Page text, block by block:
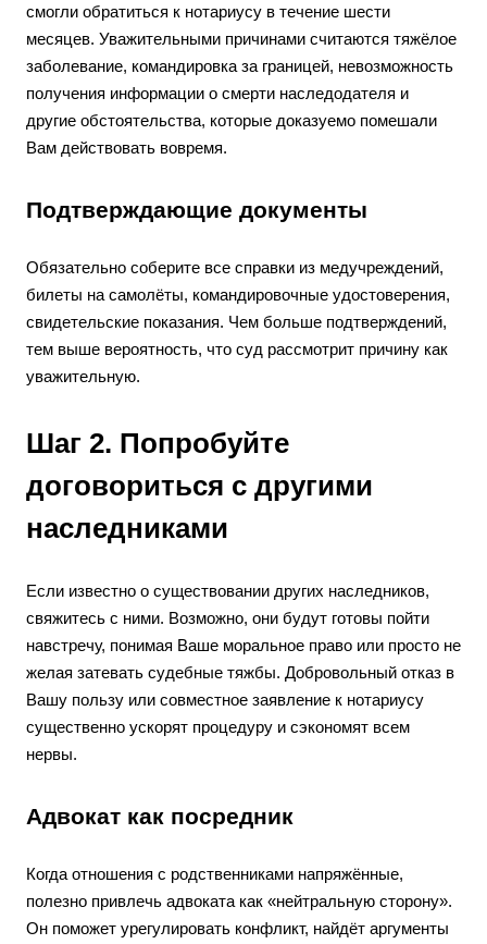
смогли обратиться к нотариусу в течение шести
месяцев. Уважительными причинами считаются тяжёлое
заболевание, командировка за границей, невозможность
получения информации о смерти наследодателя и
другие обстоятельства, которые доказуемо помешали
Вам действовать вовремя.
Подтверждающие документы
Обязательно соберите все справки из медучреждений,
билеты на самолёты, командировочные удостоверения,
свидетельские показания. Чем больше подтверждений,
тем выше вероятность, что суд рассмотрит причину как
уважительную.
Шаг 2. Попробуйте
договориться с другими
наследниками
Если известно о существовании других наследников,
свяжитесь с ними. Возможно, они будут готовы пойти
навстречу, понимая Ваше моральное право или просто не
желая затевать судебные тяжбы. Добровольный отказ в
Вашу пользу или совместное заявление к нотариусу
существенно ускорят процедуру и сэкономят всем
нервы.
Адвокат как посредник
Когда отношения с родственниками напряжённые,
полезно привлечь адвоката как «нейтральную сторону».
Он поможет урегулировать конфликт, найдёт аргументы